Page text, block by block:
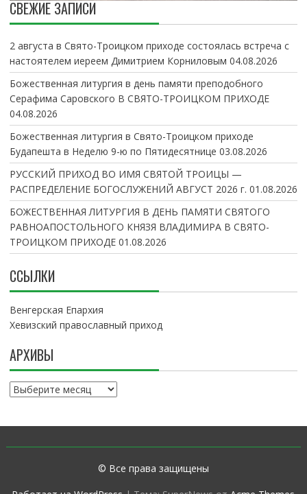
СВЕЖИЕ ЗАПИСИ
2 августа в Свято-Троицком приходе состоялась встреча с
настоятелем иереем Димитрием Корниловым 04.08.2026
Божественная литургия в день памяти преподобного
Серафима Саровского В СВЯТО-ТРОИЦКОМ ПРИХОДЕ
04.08.2026
Божественная литургия в Свято-Троицком приходе
Будапешта в Неделю 9-ю по Пятидесятнице 03.08.2026
РУССКИЙ ПРИХОД ВО ИМЯ СВЯТОЙ ТРОИЦЫ —
РАСПРЕДЕЛЕНИЕ БОГОСЛУЖЕНИЙ АВГУСТ 2026 г. 01.08.2026
БОЖЕСТВЕННАЯ ЛИТУРГИЯ В ДЕНЬ ПАМЯТИ СВЯТОГО
РАВНОАПОСТОЛЬНОГО КНЯЗЯ ВЛАДИМИРА В СВЯТО-
ТРОИЦКОМ ПРИХОДЕ 01.08.2026
ССЫЛКИ
Венгерская Епархия
Хевизский православный приход
АРХИВЫ
А
в
© Все права защищены